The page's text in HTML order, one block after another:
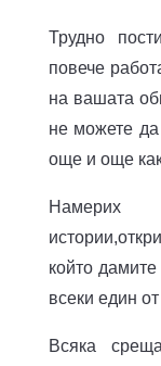
Трудно
повече
на вашата
не можете
още и още
Намерих
който
всеки един
Всяка